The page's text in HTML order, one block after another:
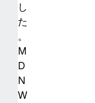
し
た
。
M
D
N
W